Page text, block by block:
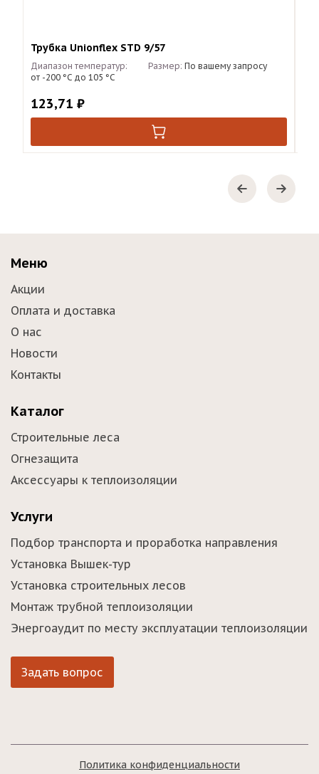
Трубка Unionflex STD 9/57
Диапазон температур:
от -200 °С до 105 °С
Размер: По вашему запросу
123,71 ₽
Меню
Акции
Оплата и доставка
О нас
Новости
Контакты
Каталог
Строительные леса
Огнезащита
Аксессуары к теплоизоляции
Услуги
Подбор транспорта и проработка направления
Установка Вышек-тур
Установка строительных лесов
Монтаж трубной теплоизоляции
Энергоаудит по месту эксплуатации теплоизоляции
Задать вопрос
Политика конфиденциальности